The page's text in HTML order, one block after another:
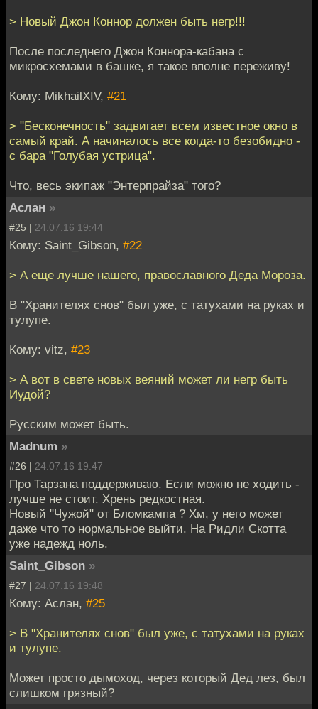
> Новый Джон Коннор должен быть негр!!!
После последнего Джон Коннора-кабана с
микросхемами в башке, я такое вполне переживу!
Кому: MikhailXIV, #21
> "Бесконечность" задвигает всем известное окно в
самый край. А начиналось все когда-то безобидно -
с бара "Голубая устрица".
Что, весь экипаж "Энтерпрайза" того?
Аслан »
#25 | 24.07.16 19:44
Кому: Saint_Gibson, #22
> А еще лучше нашего, православного Деда Мороза.
В "Хранителях снов" был уже, с татухами на руках и
тулупе.
Кому: vitz, #23
> А вот в свете новых веяний может ли негр быть
Иудой?
Русским может быть.
Madnum »
#26 | 24.07.16 19:47
Про Тарзана поддерживаю. Если можно не ходить -
лучше не стоит. Хрень редкостная.
Новый "Чужой" от Бломкампа ? Хм, у него может
даже что то нормальное выйти. На Ридли Скотта
уже надежд ноль.
Saint_Gibson »
#27 | 24.07.16 19:48
Кому: Аслан, #25
> В "Хранителях снов" был уже, с татухами на руках
и тулупе.
Может просто дымоход, через который Дед лез, был
слишком грязный?